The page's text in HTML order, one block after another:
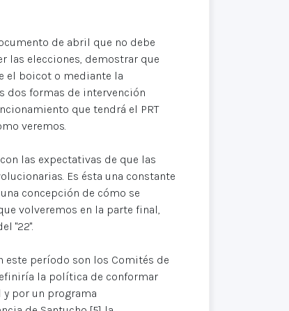
de abril que no debe
las elecciones, demostrar que
el boicot o mediante la
dos formas de intervención
que tendrá el PRT
veremos.
las expectativas de que las
Es ésta una constante
concepción de cómo se
volveremos en la parte final,
"22".
este período son los Comités de
la política de conformar
por un programa